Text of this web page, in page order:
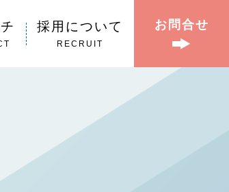
採用について
RECRUIT
お問合せ